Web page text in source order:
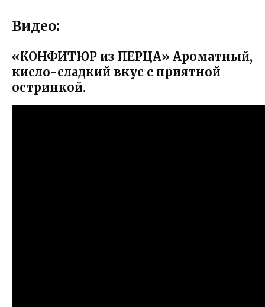
Видео:
«КОНФИТЮР из ПЕРЦА» Ароматный,
кисло-сладкий вкус с приятной
остринкой.